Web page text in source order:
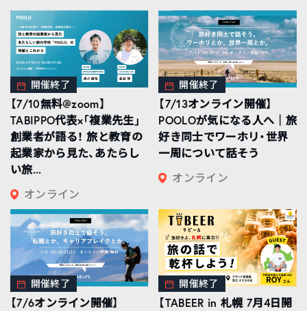
開催終了
【7/10無料@zoom】
TABIPPO代表×「複業先生」
創業者が語る！ 旅と教育の
起業家から見た、あたらし
い旅...
オンライン
開催終了
【7/13オンライン開催】
POOLOが気になる人へ｜旅
好き同士でワーホリ・世界
一周について話そう
オンライン
開催終了
【7/6オンライン開催】
開催終了
【TABEER in 札幌 7月4日開